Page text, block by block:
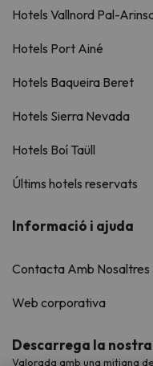
Hotels Vallnord Pal-
Hotels Port Ainé
Hotels Baqueira Beret
Hotels Sierra Nevada
Hotels Boí Taüll
Últims hotels reservats
Informació i ajuda
Contacta Amb Nosaltres
Web corporativa
Descarrega la
Valorada amb una mitjana